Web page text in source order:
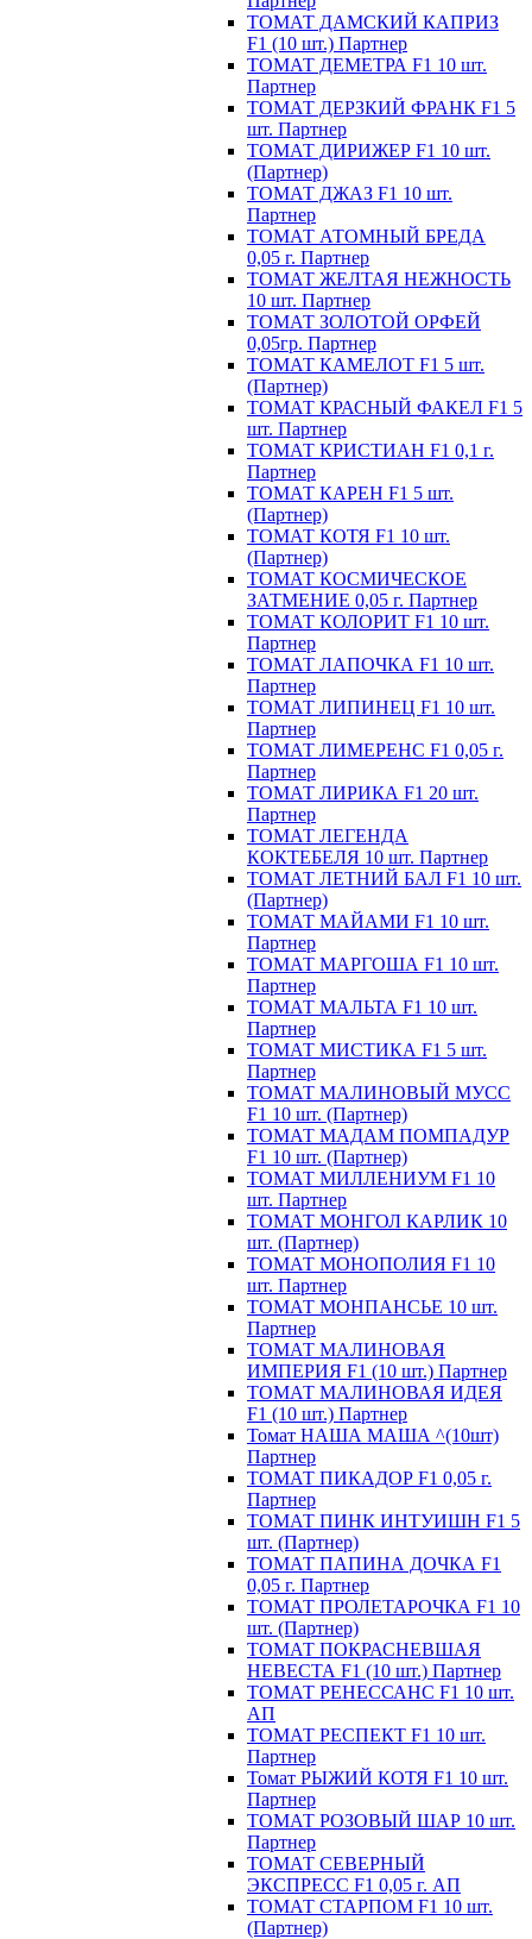
ТОМАТ ДАМСКИЙ КАПРИЗ
F1 (10 шт.) Партнер
ТОМАТ ДЕМЕТРА F1 10 шт.
Партнер
ТОМАТ ДЕРЗКИЙ ФРАНК F1 5
шт. Партнер
ТОМАТ ДИРИЖЕР F1 10 шт.
(Партнер)
ТОМАТ ДЖАЗ F1 10 шт.
Партнер
ТОМАТ АТОМНЫЙ БРЕДА
0,05 г. Партнер
ТОМАТ ЖЕЛТАЯ НЕЖНОСТЬ
10 шт. Партнер
ТОМАТ ЗОЛОТОЙ ОРФЕЙ
0,05гр. Партнер
ТОМАТ КАМЕЛОТ F1 5 шт.
(Партнер)
ТОМАТ КРАСНЫЙ ФАКЕЛ F1 5
шт. Партнер
ТОМАТ КРИСТИАН F1 0,1 г.
Партнер
ТОМАТ КАРЕН F1 5 шт.
(Партнер)
ТОМАТ КОТЯ F1 10 шт.
(Партнер)
ТОМАТ КОСМИЧЕСКОЕ
ЗАТМЕНИЕ 0,05 г. Партнер
ТОМАТ КОЛОРИТ F1 10 шт.
Партнер
ТОМАТ ЛАПОЧКА F1 10 шт.
Партнер
ТОМАТ ЛИПИНЕЦ F1 10 шт.
Партнер
ТОМАТ ЛИМЕРЕНС F1 0,05 г.
Партнер
ТОМАТ ЛИРИКА F1 20 шт.
Партнер
ТОМАТ ЛЕГЕНДА
КОКТЕБЕЛЯ 10 шт. Партнер
ТОМАТ ЛЕТНИЙ БАЛ F1 10 шт.
(Партнер)
ТОМАТ МАЙАМИ F1 10 шт.
Партнер
ТОМАТ МАРГОША F1 10 шт.
Партнер
ТОМАТ МАЛЬТА F1 10 шт.
Партнер
ТОМАТ МИСТИКА F1 5 шт.
Партнер
ТОМАТ МАЛИНОВЫЙ МУСС
F1 10 шт. (Партнер)
ТОМАТ МАДАМ ПОМПАДУР
F1 10 шт. (Партнер)
ТОМАТ МИЛЛЕНИУМ F1 10
шт. Партнер
ТОМАТ МОНГОЛ КАРЛИК 10
шт. (Партнер)
ТОМАТ МОНОПОЛИЯ F1 10
шт. Партнер
ТОМАТ МОНПАНСЬЕ 10 шт.
Партнер
ТОМАТ МАЛИНОВАЯ
ИМПЕРИЯ F1 (10 шт.) Партнер
ТОМАТ МАЛИНОВАЯ ИДЕЯ
F1 (10 шт.) Партнер
Томат НАША МАША ^(10шт)
Партнер
ТОМАТ ПИКАДОР F1 0,05 г.
Партнер
ТОМАТ ПИНК ИНТУИШН F1 5
шт. (Партнер)
ТОМАТ ПАПИНА ДОЧКА F1
0,05 г. Партнер
ТОМАТ ПРОЛЕТАРОЧКА F1 10
шт. (Партнер)
ТОМАТ ПОКРАСНЕВШАЯ
НЕВЕСТА F1 (10 шт.) Партнер
ТОМАТ РЕНЕССАНС F1 10 шт.
АП
ТОМАТ РЕСПЕКТ F1 10 шт.
Партнер
Томат РЫЖИЙ КОТЯ F1 10 шт.
Партнер
ТОМАТ РОЗОВЫЙ ШАР 10 шт.
Партнер
ТОМАТ СЕВЕРНЫЙ
ЭКСПРЕСС F1 0,05 г. АП
ТОМАТ СТАРПОМ F1 10 шт.
(Партнер)